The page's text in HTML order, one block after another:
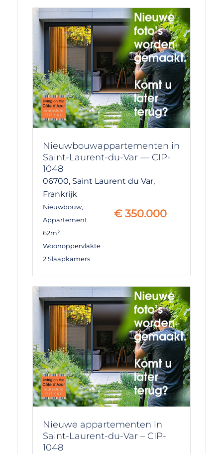
Nieuwbouwappartementen in
Saint-Laurent-du-Var — CIP-
1048
06700, Saint Laurent du Var,
Frankrijk
Nieuwbouw,
Appartement
62m²
Woonoppervlakte
2 Slaapkamers
€ 350.000
Nieuwe appartementen in
Saint-Laurent-du-Var – CIP-
1048